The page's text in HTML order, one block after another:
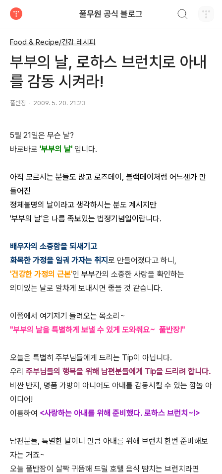
풀무원 공식 블로그
Food & Recipe/건강 레시피
부부의 날, 로하스 브런치로 아내
를 감동 시켜라!
풀반장 2009. 5. 20. 21:23
5월 21일은 무슨 날?
바로바로 '부부의 날' 입니다.
아직 모르시는 분들도 많고 로즈데이, 블랙데이처럼 어느샌가 만
들어진
정체불명의 날이라고 생각하시는 분도 계시지만
'부부의 날'은 나름 족보있는 법정기념일이랍니다.
배우자의 소중함을 되새기고
화목한 가정을 일궈 가자는 취지 로 만들어졌다고 하니,
'건강한 가정의 근본'인 부부간의 소중한 사랑을 확인하는
의미있는 날로 알차게 보내시면 좋을 것 같습니다.
이쯤에서 여기저기 들려오는 목소리~
"부부의 날을 특별하게 보낼 수 있게 도와줘요~ 풀반장!"
오늘은 특별히 주부님들에게 드리는 Tip이 아닙니다.
우리 주부님들의 행복을 위해 남편분들에게 Tip을 드리려 합니다.
비싼 반지, 명품 가방이 아니어도 아내를 감동시킬 수 있는 깜놀 아
이디어!
이름하여 <사랑하는 아내를 위해 준비했다. 로하스 브런치~!>
남편분들, 특별한 날이니 만큼 아내를 위해 브런치 한번 준비해보
자는 거죠~
오늘 풀반장이 살짝 귀뜸해 드릴 호텔 음식 뺨치는 브런치라면